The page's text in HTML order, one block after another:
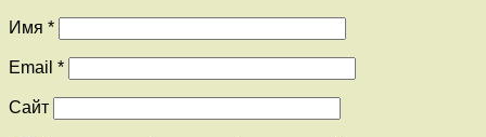
Имя *
Email *
Сайт